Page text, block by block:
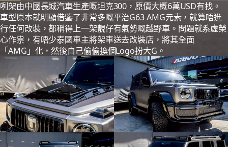
咧架由中國長城汽車生產嘅坦克300，原價大概6萬USD有找。
車型原本就明顯借鑒了非常多嘅平治G63 AMG元素，就算唔進
行任何改裝，都稱得上一架靚仔有氣勢嘅越野車。問題就系虛榮
心作祟，有唔少泰國車主將架車送去改裝店，將其全面
「AMG」化，然後自己偷偷換個Logo扮大G。